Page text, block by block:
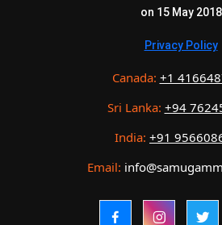
on 15 May 2018
Privacy Policy
Canada: +1
Sri Lanka: +94
India: +91
Email: